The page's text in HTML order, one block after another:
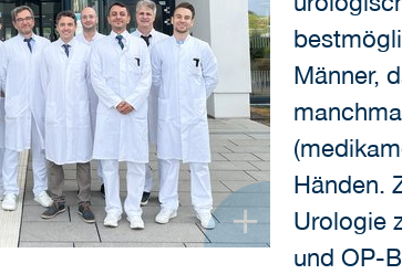
+
Männer,
Händen.
Urologie
und OP-